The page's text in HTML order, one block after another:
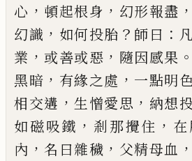
心 ， 頓起根身 ， 幻形報盡 ，
幻識 ， 如何投胎 ？ 師曰 ：
業 ， 或善或惡 ， 隨因感果 。
黑暗 ， 有緣之處 ， 一點明色
相交遘 ，生憎愛思 ， 納想
如磁吸鐵 ， 剎那攪住 ，
內 ，名曰雜穢 ， 父精母血 ，